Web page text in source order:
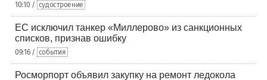
10:10 / судостроение
ЕС исключил танкер «Миллерово» из санкционных
списков, признав ошибку
09:16 / события
Росморпорт объявил закупку на ремонт ледокола